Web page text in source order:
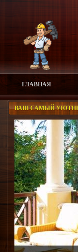
ГЛАВНАЯ
ВАШ САМЫЙ